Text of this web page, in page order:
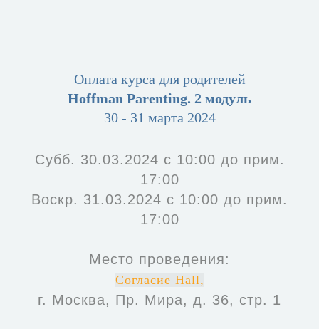
Оплата курса для родителей
Hoffman Parenting. 2 модуль
30 - 31 марта 2024
Субб. 30.03.2024 с 10:00 до прим.
17:00
Воскр. 31.03.2024 с 10:00 до прим.
17:00
Место проведения:
Согласие Hall,
г. Москва, Пр. Мира, д. 36, стр. 1